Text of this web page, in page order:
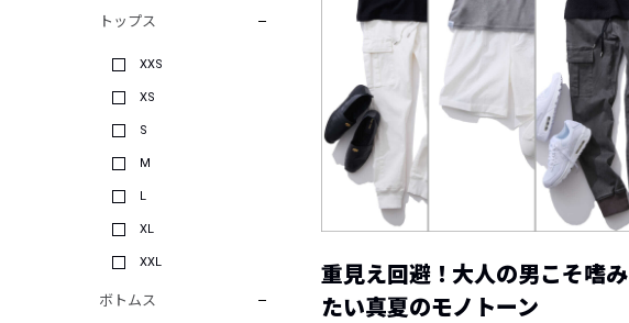
トップス
XXS
XS
S
M
L
XL
XXL
ボトムス
重見え回避！大人の男こそ嗜み
たい真夏のモノトーン